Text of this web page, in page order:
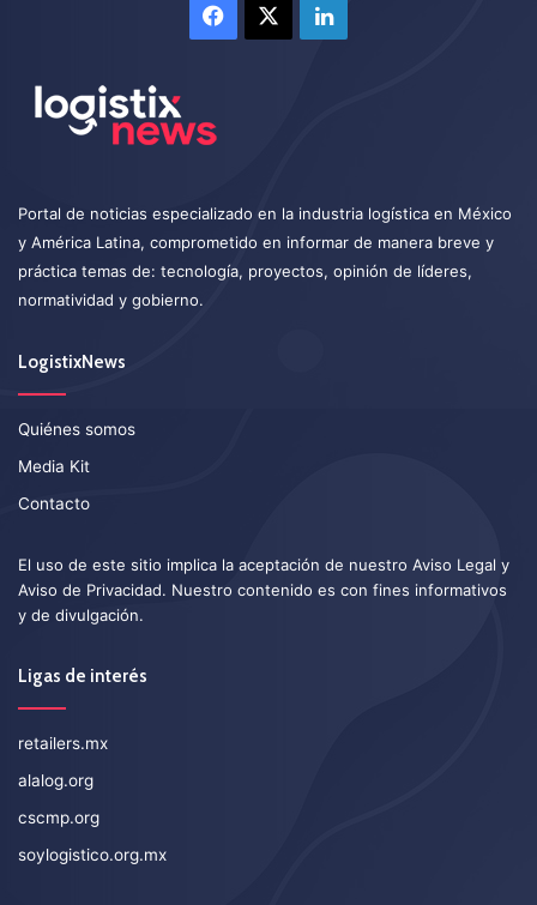
Facebook LinkedIn
Portal de noticias especializado en la industria logística en México
y América Latina, comprometido en informar de manera breve y
práctica temas de: tecnología, proyectos, opinión de líderes,
normatividad y gobierno.
LogistixNews
Quiénes somos
Media Kit
Contacto
El uso de este sitio implica la aceptación de nuestro Aviso Legal y
Aviso de Privacidad. Nuestro contenido es con fines informativos
y de divulgación.
Ligas de interés
retailers.mx
alalog.org
cscmp.org
soylogistico.org.mx